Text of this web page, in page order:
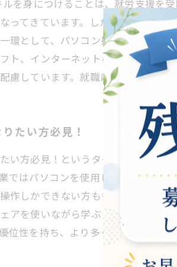
を身につけることは、就労支援を
ってきています。しかし、パソコ
環として、パソコン操作に必要な
ト、インターネットの利用方法ま
慮しています。就職に向けて、パ
たい方必見！
い方必見！というタイトルからも
ではパソコンを使用した業務が主
作しかできない方も多くいらっし
アを使いながら学ぶことで、就職
位性を持ち、より多くのチャンス